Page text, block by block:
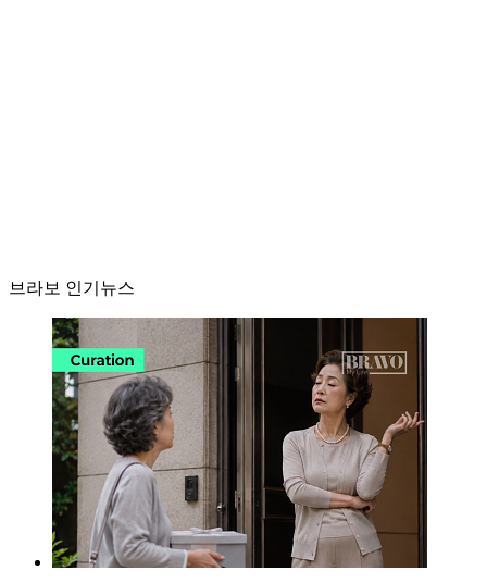
브라보 인기뉴스